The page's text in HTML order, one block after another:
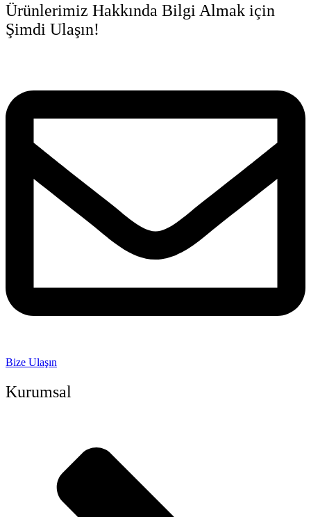
Ürünlerimiz Hakkında Bilgi Almak için
Şimdi Ulaşın!
Bize Ulaşın
Kurumsal